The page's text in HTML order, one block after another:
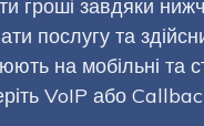
гроші завдяки
послугу та
на мобільні та
VoIP або